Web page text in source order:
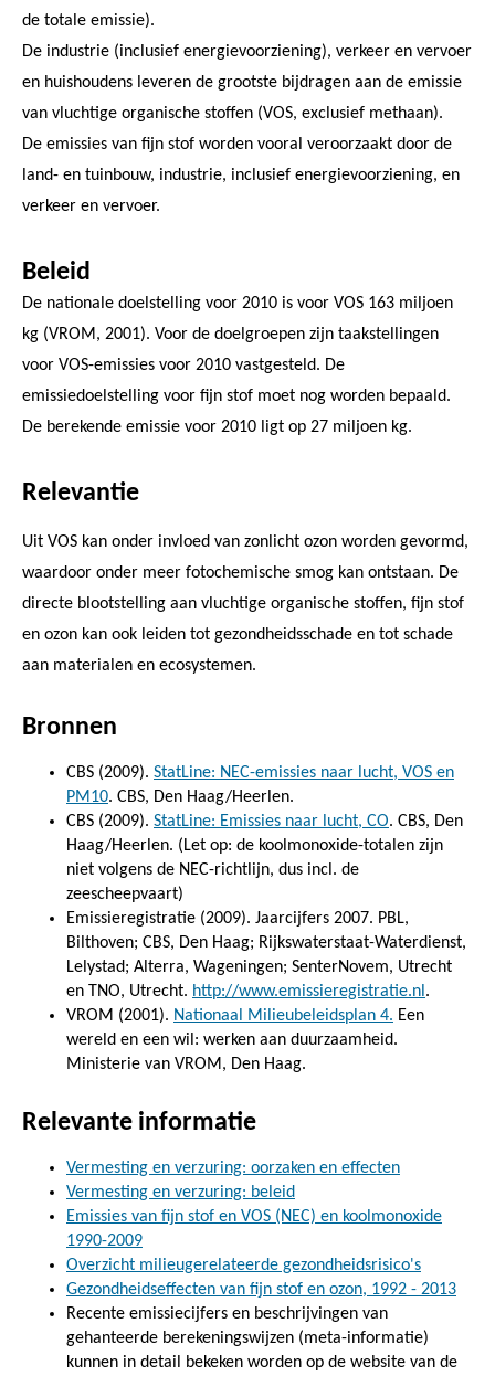
de totale emissie).
De industrie (inclusief energievoorziening), verkeer en vervoer
en huishoudens leveren de grootste bijdragen aan de emissie
van vluchtige organische stoffen (VOS, exclusief methaan).
De emissies van fijn stof worden vooral veroorzaakt door de
land- en tuinbouw, industrie, inclusief energievoorziening, en
verkeer en vervoer.
Beleid
De nationale doelstelling voor 2010 is voor VOS 163 miljoen
kg (VROM, 2001). Voor de doelgroepen zijn taakstellingen
voor VOS-emissies voor 2010 vastgesteld. De
emissiedoelstelling voor fijn stof moet nog worden bepaald.
De berekende emissie voor 2010 ligt op 27 miljoen kg.
Relevantie
Uit VOS kan onder invloed van zonlicht ozon worden gevormd,
waardoor onder meer fotochemische smog kan ontstaan. De
directe blootstelling aan vluchtige organische stoffen, fijn stof
en ozon kan ook leiden tot gezondheidsschade en tot schade
aan materialen en ecosystemen.
Bronnen
CBS (2009). StatLine: NEC-emissies naar lucht, VOS en
PM10. CBS, Den Haag/Heerlen.
CBS (2009). StatLine: Emissies naar lucht, CO. CBS, Den
Haag/Heerlen. (Let op: de koolmonoxide-totalen zijn
niet volgens de NEC-richtlijn, dus incl. de
zeescheepvaart)
Emissieregistratie (2009). Jaarcijfers 2007. PBL,
Bilthoven; CBS, Den Haag; Rijkswaterstaat-Waterdienst,
Lelystad; Alterra, Wageningen; SenterNovem, Utrecht
en TNO, Utrecht. http://www.emissieregistratie.nl .
VROM (2001). Nationaal Milieubeleidsplan 4. Een
wereld en een wil: werken aan duurzaamheid.
Ministerie van VROM, Den Haag.
Relevante informatie
Vermesting en verzuring: oorzaken en effecten
Vermesting en verzuring: beleid
Emissies van fijn stof en VOS (NEC) en koolmonoxide
1990-2009
Overzicht milieugerelateerde gezondheidsrisico's
Gezondheidseffecten van fijn stof en ozon, 1992 - 2013
Recente emissiecijfers en beschrijvingen van
gehanteerde berekeningswijzen (meta-informatie)
kunnen in detail bekeken worden op de website van de